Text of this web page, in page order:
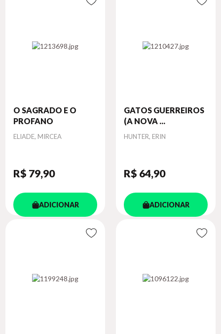
O SAGRADO E O
PROFANO
Autor
ELIADE, MIRCEA
R$ 79,90
ADICIONAR
GATOS GUERREIROS
(A NOVA ...
Autor
HUNTER, ERIN
R$ 64,90
ADICIONAR